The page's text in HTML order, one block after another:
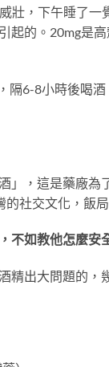
，下午睡了一
起的。20mg是
隔6-8小時後喝
」，這是藥廠
社交文化，飯
不如教他怎麼安
出大問題的，